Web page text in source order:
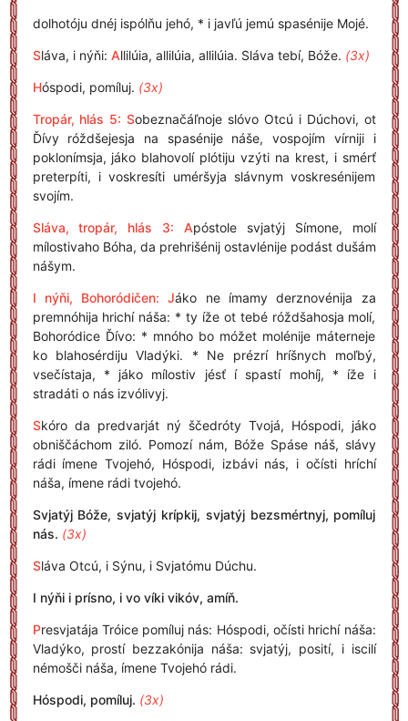
dolhotóju dnéj ispólňu jehó, * i javľú jemú spasénije Mojé.
Sláva, i nýňi: Allilúia, allilúia, allilúia. Sláva tebí, Bóže. (3x)
Hóspodi, pomíluj. (3x)
Tropár, hlás 5: Sobeznačáľnoje slóvo Otcú i Dúchovi, ot
Ďívy róždšejesja na spasénije náše, vospojím vírniji i
poklonímsja, jáko blahovolí plótiju vzýti na krest, i smérť
preterpíti, i voskresíti uméršyja slávnym voskresénijem
svojím.
Sláva, tropár, hlás 3: Apóstole svjatýj Símone, molí
mílostivaho Bóha, da prehrišénij ostavlénije podást dušám
nášym.
I nýňi, Bohoródičen: Jáko ne ímamy derznovénija za
premnóhija hrichí náša: * ty íže ot tebé róždšahosja molí,
Bohoródice Ďívo: * mnóho bo móžet molénije máterneje
ko blahosérdiju Vladýki. * Ne prézrí hríšnych moľbý,
vsečístaja, * jáko mílostiv jésť í spastí mohíj, * íže i
stradáti o nás izvólivyj.
Skóro da predvarját ný ščedróty Tvojá, Hóspodi, jáko
obniščáchom ziló. Pomozí nám, Bóže Spáse náš, slávy
rádi ímene Tvojehó, Hóspodi, izbávi nás, i očísti hríchí
náša, ímene rádi tvojehó.
Svjatýj Bóže, svjatýj krípkij, svjatýj bezsmértnyj, pomíluj
nás. (3x)
Sláva Otcú, i Sýnu, i Svjatómu Dúchu.
I nýňi i prísno, i vo víki vikóv, amíň.
Presvjatája Tróice pomíluj nás: Hóspodi, očísti hrichí náša:
Vladýko, prostí bezzakónija náša: svjatýj, posití, i iscilí
némošči náša, ímene Tvojehó rádi.
Hóspodi, pomíluj. (3x)